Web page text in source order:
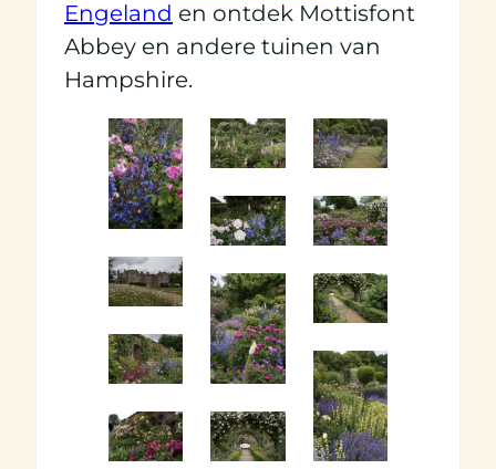
Engeland en ontdek Mottisfont
Abbey en andere tuinen van
Hampshire.